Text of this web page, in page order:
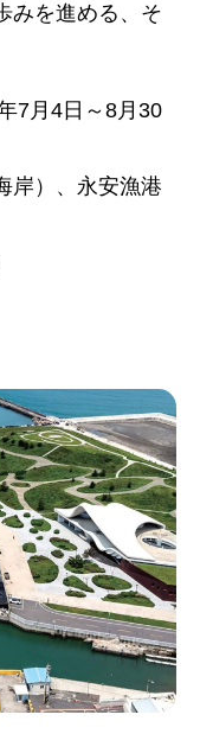
みを進める、そ
7月4日～8月30
岸）、永安漁港